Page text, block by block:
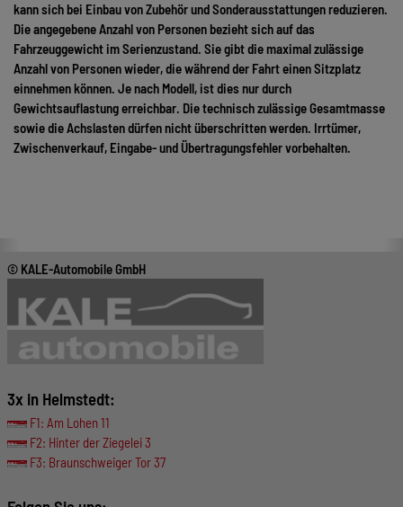
kann sich bei Einbau von Zubehör und Sonderausstattungen reduzieren.
Die angegebene Anzahl von Personen bezieht sich auf das
Fahrzeuggewicht im Serienzustand. Sie gibt die maximal zulässige
Anzahl von Personen wieder, die während der Fahrt einen Sitzplatz
einnehmen können. Je nach Modell, ist dies nur durch
Gewichtsauflastung erreichbar. Die technisch zulässige Gesamtmasse
sowie die Achslasten dürfen nicht überschritten werden. Irrtümer,
Zwischenverkauf, Eingabe- und Übertragungsfehler vorbehalten.
© KALE-Automobile GmbH
3x in Helmstedt:
F1: Am Lohen 11
F2: Hinter der Ziegelei 3
F3: Braunschweiger Tor 37